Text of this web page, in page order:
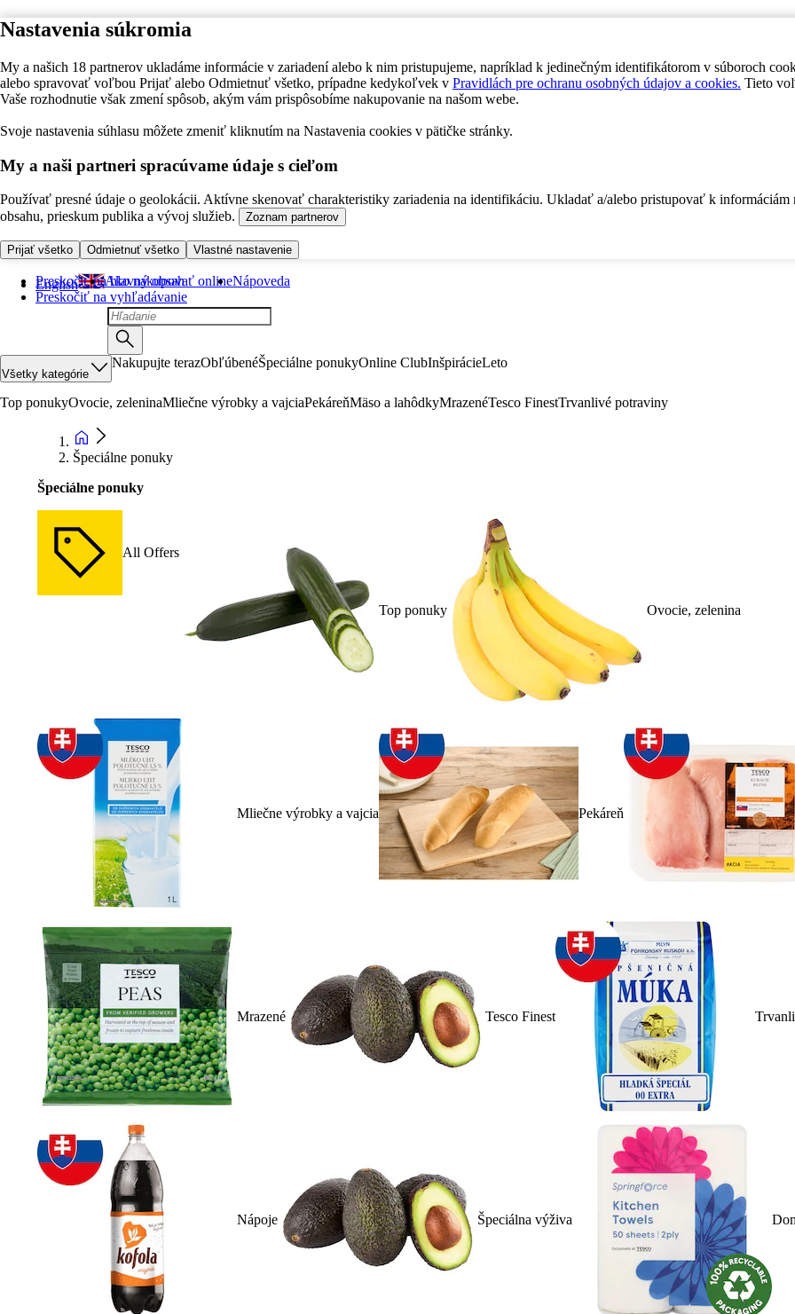
Nastavenia súkromia
My a našich 18 partnerov ukladáme informácie v zariadení alebo k nim pristupujeme, napríklad k jedinečným identifikátorom v súboroch
alebo spravovať voľbou Prijať alebo Odmietnuť všetko, prípadne kedykoľvek v Pravidlách pre ochranu osobných údajov a cookies. Tieto
Vaše rozhodnutie však zmení spôsob, akým vám prispôsobíme nakupovanie na našom webe.
Svoje nastavenia súhlasu môžete zmeniť kliknutím na Nastavenia cookies v pätičke stránky.
My a naši partneri spracúvame údaje s cieľom
Používať presné údaje o geolokácii. Aktívne skenovať charakteristiky zariadenia na identifikáciu. Ukladať a/alebo pristupovať k informáciám
obsahu, prieskum publika a vývoj služieb.
Zoznam partnerov
Prijať všetko Odmietnuť všetko Vlastné nastavenie
Preskočiť na hlavný obsah
Preskočiť na vyhľadávanie
English Ako nakupovať onlineNápoveda
Všetky kategórie
Nakupujte terazObľúbenéŠpeciálne ponukyOnline ClubInšpirácieLeto
Top ponukyOvocie, zeleninaMliečne výrobky a vajciaPekáreňMäso a lahôdkyMrazenéTesco FinestTrvanlivé potraviny
Špeciálne ponuky
Špeciálne ponuky
All Offers
Top ponuky Ovocie, zelenina
Mliečne výrobky a vajcia Pekáreň
Mrazené Tesco Finest
Nápoje Špeciálna výživa